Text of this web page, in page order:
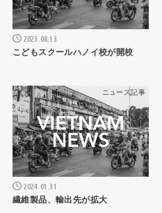
2023.08.13
こどもスクールハノイ校が開校
ニュース記事
2024.01.31
繊維製品、輸出先が拡大